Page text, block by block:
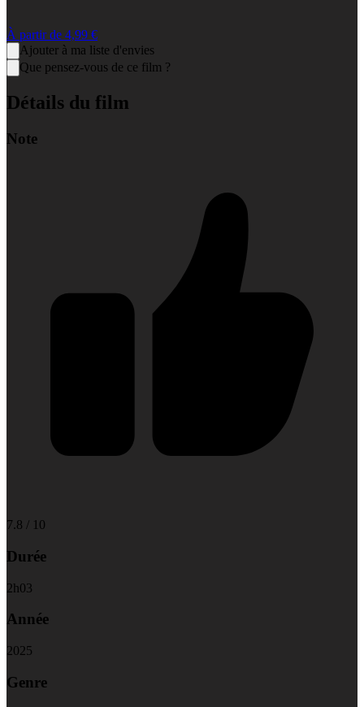
À partir de 4,99 €
Ajouter à ma liste d'envies
Que pensez-vous de ce film ?
Détails du film
Note
7.8 / 10
Durée
2h03
Année
2025
Genre